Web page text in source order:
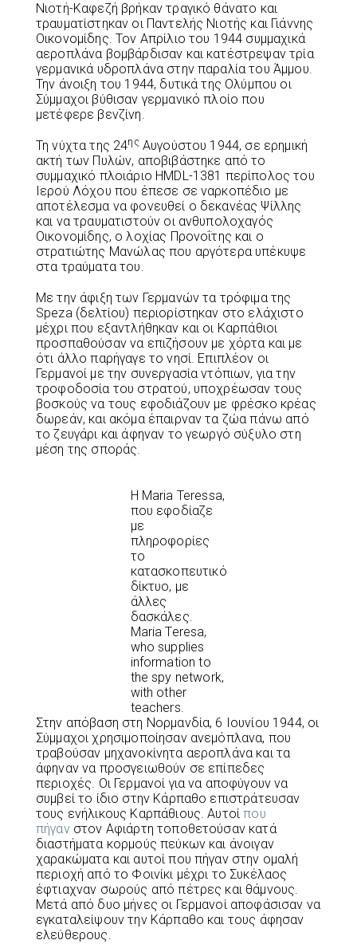
Νιοτή-Καφεζή βρήκαν τραγικό θάνατο και
τραυματίστηκαν οι Παντελής Νιοτής και Γιάννης
Οικονομίδης. Τον Απρίλιο του 1944 συμμαχικά
αεροπλάνα βομβάρδισαν και κατέστρεψαν τρία
γερμανικά υδροπλάνα στην παραλία του Άμμου.
Την άνοιξη του 1944, δυτικά της Ολύμπου οι
Σύμμαχοι βύθισαν γερμανικό πλοίο που
μετέφερε βενζίνη.
Τη νύχτα της 24ης Αυγούστου 1944, σε ερημική
ακτή των Πυλών, αποβιβάστηκε από το
συμμαχικό πλοιάριο HMDL-1381 περίπολος του
Ιερού Λόχου που έπεσε σε ναρκοπέδιο με
αποτέλεσμα να φονευθεί ο δεκανέας Ψίλλης
και να τραυματιστούν οι ανθυπολοχαγός
Οικονομίδης, ο λοχίας Προνοΐτης και ο
στρατιώτης Μανώλας που αργότερα υπέκυψε
στα τραύματα του.
Με την άφιξη των Γερμανών τα τρόφιμα της
Speza (δελτίου) περιορίστηκαν στο ελάχιστο
μέχρι που εξαντλήθηκαν και οι Καρπάθιοι
προσπαθούσαν να επιζήσουν με χόρτα και με
ότι άλλο παρήγαγε το νησί. Επιπλέον οι
Γερμανοί με την συνεργασία ντόπιων, για την
τροφοδοσία του στρατού, υποχρέωσαν τους
βοσκούς να τους εφοδιάζουν με φρέσκο κρέας
δωρεάν, και ακόμα έπαιρναν τα ζώα πάνω από
το ζευγάρι και άφηναν το γεωργό σύξυλο στη
μέση της σποράς.
Η Maria Teressa,
που εφοδίαζε
με
πληροφορίες
το
κατασκοπευτικό
δίκτυο, με
άλλες
δασκάλες.
Maria Teresa,
who supplies
information to
the spy network,
with other
teachers.
Στην απόβαση στη Νορμανδία, 6 Ιουνίου 1944, οι
Σύμμαχοι χρησιμοποίησαν ανεμόπλανα, που
τραβούσαν μηχανοκίνητα αεροπλάνα και τα
άφηναν να προσγειωθούν σε επίπεδες
περιοχές. Οι Γερμανοί για να αποφύγουν να
συμβεί το ίδιο στην Κάρπαθο επιστράτευσαν
τους ενήλικους Καρπάθιους. Αυτοίπου
πήγαν στον Αφιάρτη τοποθετούσαν κατά
διαστήματα κορμούς πεύκων και άνοιγαν
χαρακώματα και αυτοί που πήγαν στην ομαλή
περιοχή από το Φοινίκι μέχρι το Συκέλαος
έφτιαχναν σωρούς από πέτρες και θάμνους.
Μετά από δυο μήνες οι Γερμανοί αποφάσισαν να
εγκαταλείψουν την Κάρπαθο και τους άφησαν
ελεύθερους.